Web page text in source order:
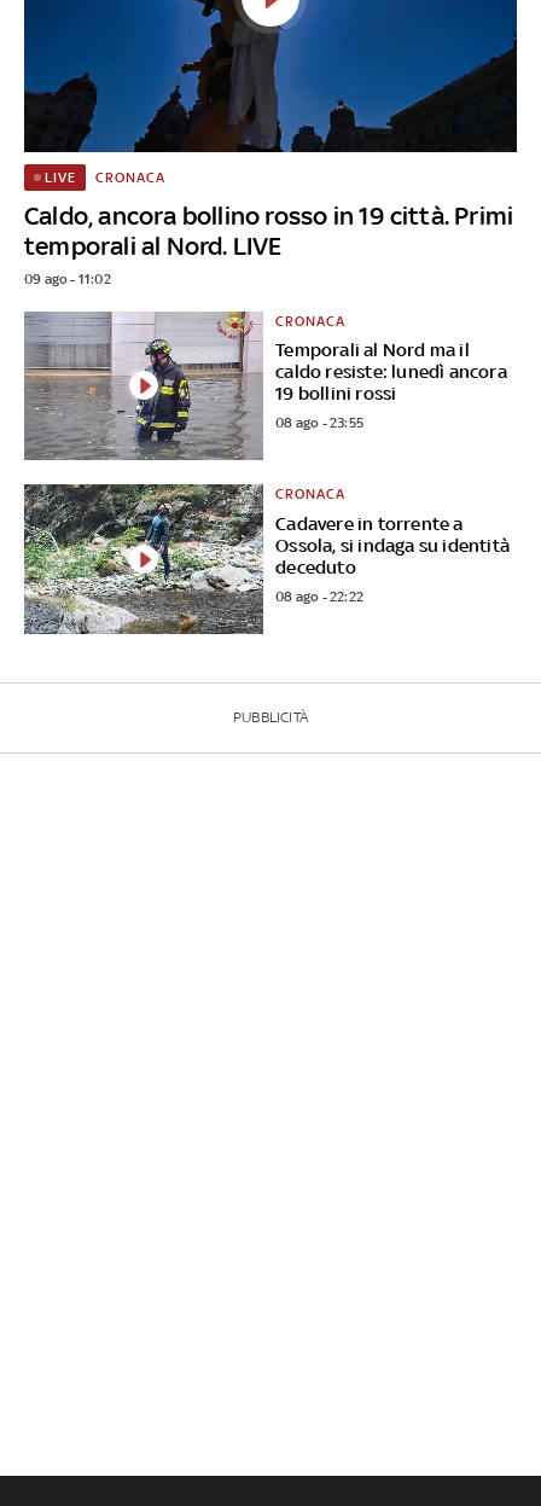
Caldo, ancora bollino rosso in 19 città. Primi
temporali al Nord. LIVE
LIVE CRONACA
09 ago - 11:02
Temporali al Nord ma il
caldo resiste: lunedì ancora
19 bollini rossi
CRONACA
08 ago - 23:55
Cadavere in torrente a
Ossola, si indaga su identità
deceduto
CRONACA
08 ago - 22:22
PUBBLICITÀ